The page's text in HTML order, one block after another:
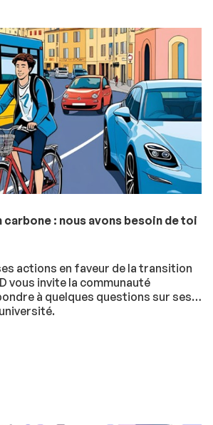
carbone : nous avons besoin de toi
actions en faveur de la transition
vous invite la communauté
à quelques questions sur ses